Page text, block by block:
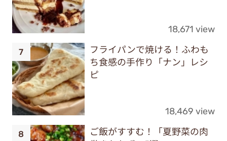
18,671 view
フライパンで焼ける！ふわも
ち食感の手作り「ナン」レシ
ピ
18,469 view
ご飯がすすむ！「夏野菜の肉